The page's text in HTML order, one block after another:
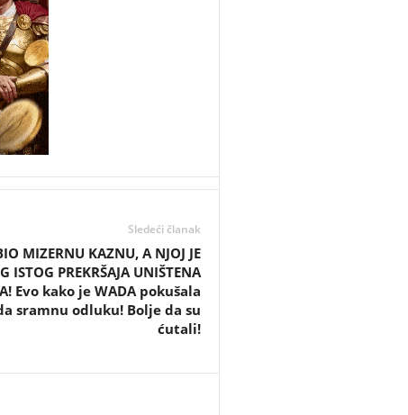
Sledeći članak
MIZERNU KAZNU, A NJOJ JE
ISTOG PREKRŠAJA UNIŠTENA
Evo kako je WADA pokušala
sramnu odluku! Bolje da su
ćutali!